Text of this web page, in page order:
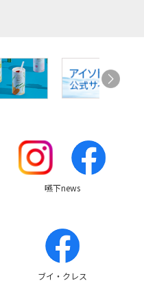
嚥下news
ブイ・クレス